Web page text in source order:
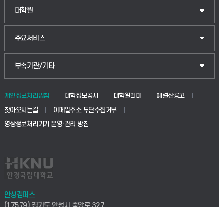
법경영학부
생명공학부
사회안전시스템공학부
대학원
일반대학원
산업대학원
공공정책대학원
교육대학원
주요서비스
입학안내
웹메일
학사시스템(전문학사 및 전공심화)
사이버캠퍼스(전문학사 및 전공심화)
시설바로처리서비스
부속기관/기타
중앙도서관
학생생활관(안성)
산학협력단
취업지원센터
개인정보처리방침 대학정보공시 대학알리미
예결산공고
찾아오시는길
이메일주소 무단수집거부
영상정보처리기기 운영·관리 방침
안성캠퍼스